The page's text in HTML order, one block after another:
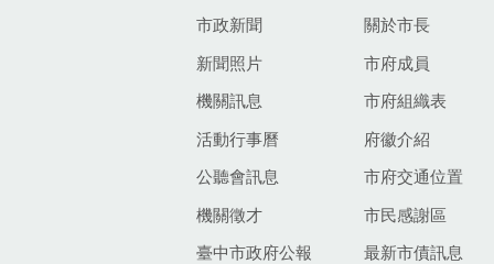
市政新聞
新聞照片
機關訊息
活動行事曆
公聽會訊息
機關徵才
臺中市政府公報
關於市長
市府成員
市府組織表
府徽介紹
市府交通位置
市民感謝區
最新市債訊息